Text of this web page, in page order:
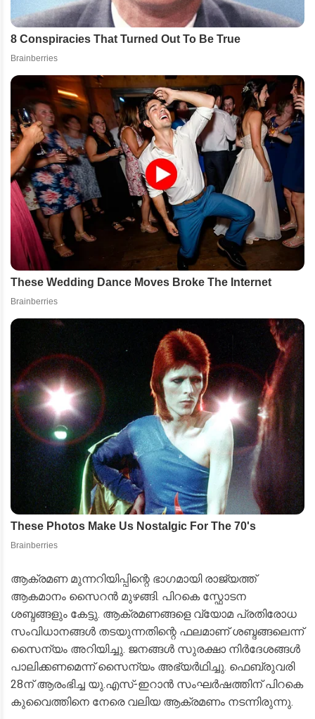
ആക്രമണ മുന്നറിയിപ്പിന്റെ ഭാഗമായി രാജ്യത്ത്
ആകമാനം സൈറൻ മുഴങ്ങി. പിറകെ സ്ഫോടന
ശബ്ദങ്ങളും കേട്ടു. ആക്രമണങ്ങളെ വ്യോമ പ്രതിരോധ
സംവിധാനങ്ങൾ തടയുന്നതിന്റെ ഫലമാണ് ശബ്ദങ്ങലെന്ന്
സൈന്യം അറിയിച്ചു. ജനങ്ങൾ സുരക്ഷാ നിർദേശങ്ങൾ
പാലിക്കണമെന്ന് സൈന്യം അഭ്യർഥിച്ചു. ഫെബ്രുവരി
28ന് ആരംഭിച്ച യു.എസ്-ഇറാൻ സംഘർഷത്തിന് പിറകെ
കുവൈത്തിനെ നേരെ വലിയ ആക്രമണം നടന്നിരുന്നു.